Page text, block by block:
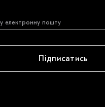
Підписатись